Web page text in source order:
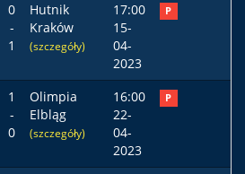
0
-
1
Hutnik
Kraków
(szczegóły)
17:00
15-
04-
2023
P
1
-
0
Olimpia
Elbląg
(szczegóły)
16:00
22-
04-
2023
P